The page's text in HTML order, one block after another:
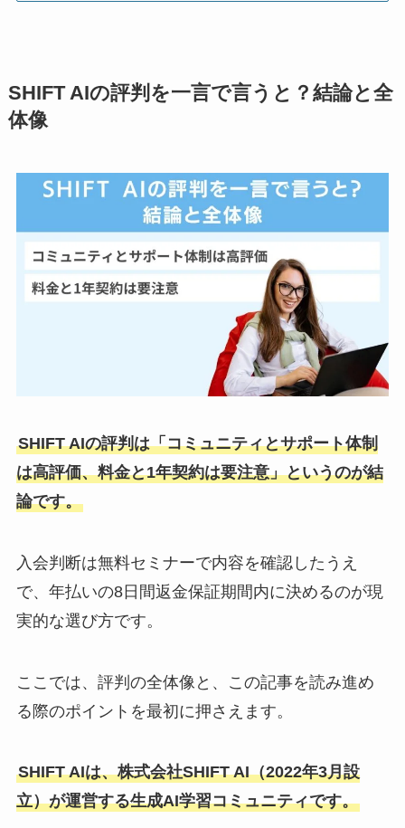
SHIFT AIの評判を一言で言うと？結論と全
体像
SHIFT AIの評判は「コミュニティとサポート体制
は高評価、料金と1年契約は要注意」というのが結
論です。
入会判断は無料セミナーで内容を確認したうえ
で、年払いの8日間返金保証期間内に決めるのが現
実的な選び方です。
ここでは、評判の全体像と、この記事を読み進め
る際のポイントを最初に押さえます。
SHIFT AIは、株式会社SHIFT AI（2022年3月設
立）が運営する生成AI学習コミュニティです。